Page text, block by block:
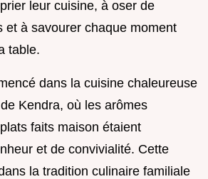
leur cuisine, à oser de
et à savourer chaque moment
table.
dans la cuisine chaleureuse
Kendra, où les arômes
faits maison étaient
et de convivialité. Cette
la tradition culinaire familiale